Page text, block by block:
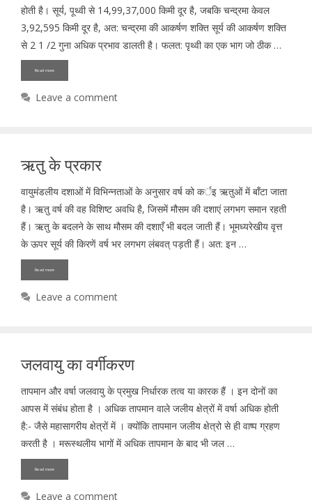
होती है। सूर्य, पूथ्वी से 14,99,37,000 किमी दूर है, जबकि चन्द्रमा केवल
3,92,595 किमी दूर है, अत: चन्द्रमा की आकर्षण शक्ति सूर्य की आकर्षण शक्ति
से 2 1 /2 गुना अधिक प्रभाव डालती है। फलत: पृथ्वी का एक भाग जो ठीक …
Read more
Leave a comment
ऋतु के प्रकार
वायुमंडलीय दशाओं में विभिन्नताओं के अनुसार वर्ष को कर्इ ऋतुओं में बॉंटा जाता
है। ऋतु वर्ष की वह विशिष्ट अवधि है, जिसमें मौसम की दशाएं लगभग समान रहती
हैं। ऋतु के बदलने के साथ मौसम की दशाएँ भी बदल जाती हैं। भूमध्यरेखीय वृत्त
के ऊपर सूर्य की किरणें वर्ष भर लगभग लंबवत् पड़ती हैं। अत: इन …
Read more
Leave a comment
जलवायु का वर्गीकरण
तापमान और वर्षा जलवायु के प्रमुख निर्धारक तत्व या कारक हैं । इन दोनों का
आपस में संबंध होता है । अधिक तापमान वाले जलीय क्षेत्रों में वर्षा अधिक होती
है:- जैसे महासागरीय क्षेत्रों में । क्योंकि तापमान जलीय क्षेत्रो से ही वाष्प ग्रहण
करती है । मरूस्थलीय भागों में अधिक तापमान के बाद भी जल …
Read more
Leave a comment